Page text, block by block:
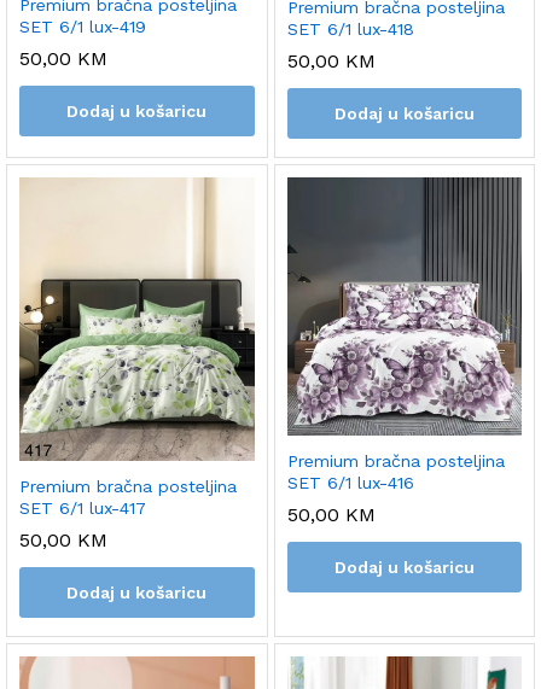
Premium bračna posteljina
SET 6/1 lux-419
50,00 KM
Dodaj u košaricu
Premium bračna posteljina
SET 6/1 lux-418
50,00 KM
Dodaj u košaricu
Premium bračna posteljina
SET 6/1 lux-417
50,00 KM
Dodaj u košaricu
Premium bračna posteljina
SET 6/1 lux-416
50,00 KM
Dodaj u košaricu